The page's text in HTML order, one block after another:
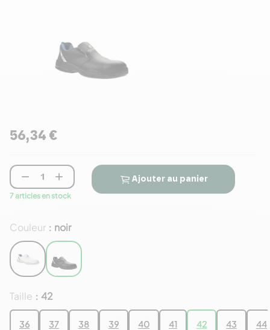
56,34 €
Couleur : noir
Taille : 42
36 37 38 39 40 41 42 43 44
 
7 articles en stock
Ajouter au panier